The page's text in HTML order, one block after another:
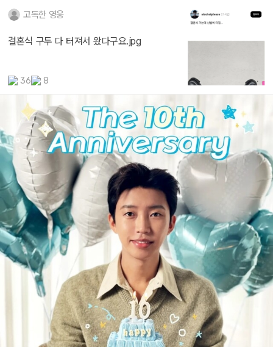
고독한 영웅
결혼식 구두 다 터져서 왔다구요.jpg
36 8